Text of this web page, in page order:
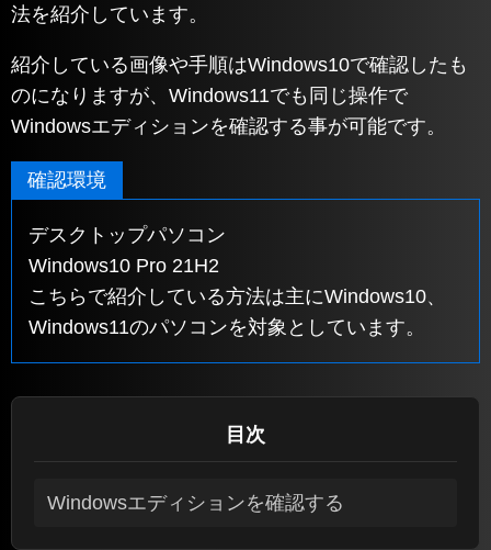
法を紹介しています。
紹介している画像や手順はWindows10で確認したも
のになりますが、Windows11でも同じ操作で
Windowsエディションを確認する事が可能です。
確認環境
デスクトップパソコン
Windows10 Pro 21H2
こちらで紹介している方法は主にWindows10、
Windows11のパソコンを対象としています。
目次
Windowsエディションを確認する